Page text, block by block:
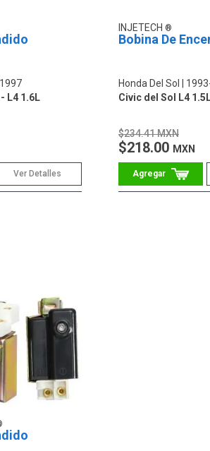
L4 1.6L
Ver Detalles
INJETECH
Bobina De
Honda Del Sol
Civic del Sol L4
$234.41 MXN
$218.00 MXN